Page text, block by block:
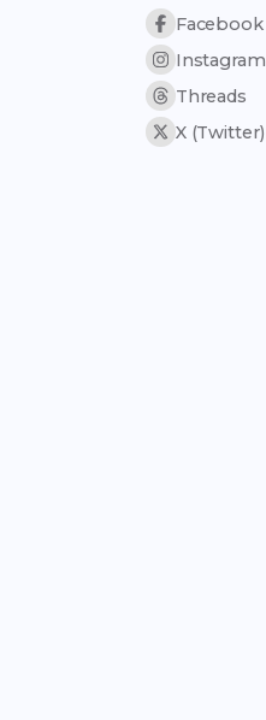
Facebook
Instagram
Threads
X (Twitter)